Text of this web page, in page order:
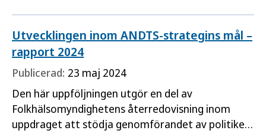
planering av hur de kan hantera och genomföra
medicinska motåtgärder och en kort beskrivning
av de involverade nationella
Utvecklingen inom ANDTS-strategins mål –
rapport 2024
Publicerad: 23 maj 2024
Den här uppföljningen utgör en del av
Folkhälsomyndighetens återredovisning inom
uppdraget att stödja genomförandet av politiken